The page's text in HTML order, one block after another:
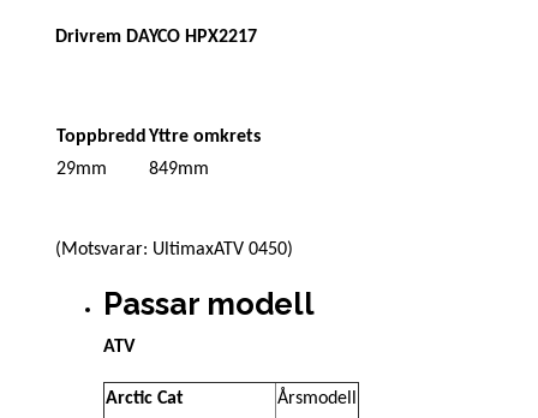
Drivrem DAYCO HPX2217
Toppbredd Yttre omkrets
29mm
849mm
(Motsvarar: UltimaxATV 0450)
Passar modell
ATV
Arctic Cat
Årsmodell